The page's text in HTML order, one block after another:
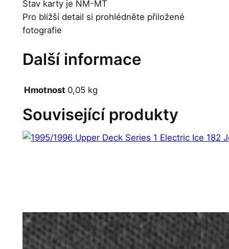
Stav karty je NM-MT
Pro bližší detail si prohlédněte přiložené
fotografie
Další informace
Hmotnost 0,05 kg
Související produkty